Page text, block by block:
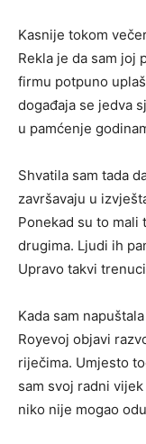
Kasnije tokom
Rekla je da sam joj
firmu potpuno
događaja se jedva
u pamćenje
Shvatila sam tada
završavaju u
Ponekad su to
drugima. Ljudi ih
Upravo takvi
Kada sam
Royevoj objavi
riječima. Umjesto
sam svoj radni
niko nije mogao